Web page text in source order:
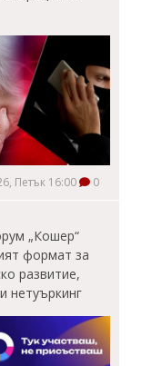
Петък 16:00 0
„Кошер“
формат за
развитие,
нетуъркинг